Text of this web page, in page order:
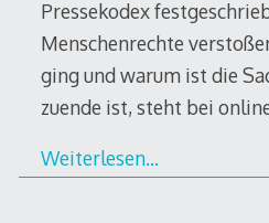
Pressekodex
Menschenrechte
ging und warum ist die
zuende ist, steht bei
Weiterlesen…